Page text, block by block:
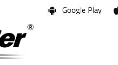
Google Play